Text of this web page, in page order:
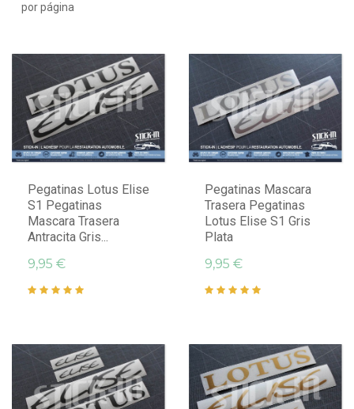
por página
Pegatinas Lotus Elise
S1 Pegatinas
Mascara Trasera
Antracita Gris...
9,95 €
Pegatinas Mascara
Trasera Pegatinas
Lotus Elise S1 Gris
Plata
9,95 €